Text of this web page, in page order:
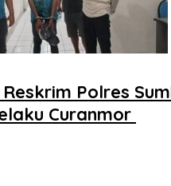
Reskrim Polres
Curanmor